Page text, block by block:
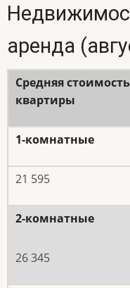
аренда
Средняя
квартиры
1-комнатные
21 595
2-комнатные
26 345